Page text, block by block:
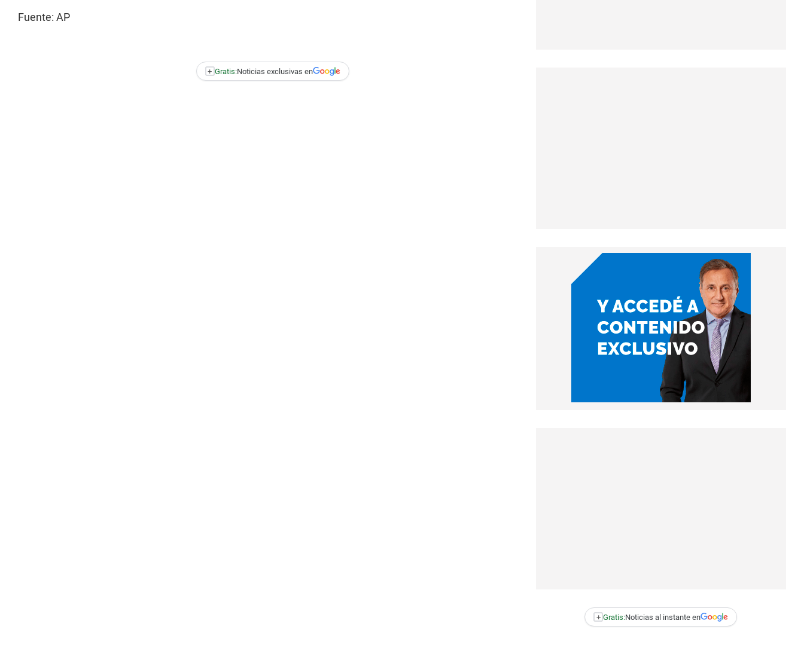
Fuente: AP
+ Gratis:Noticias exclusivas en
+ Gratis:Noticias al instante en